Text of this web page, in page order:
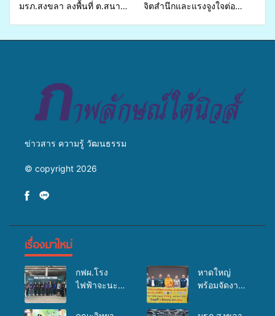
มรภ.สงขลา ลงพื้นที่ ต.สนาม
จิตสำนึกและแรงจูงใจต่อ
ข่าวสาร ความรู้ วัฒนธรรม
© copyright 2026
เรื่องมาใหม่
กฟผ.โรง
ไฟฟ้าจะนะ
สสอ.จะนะ
หาดใหญ่
พร้อมจัดงาน